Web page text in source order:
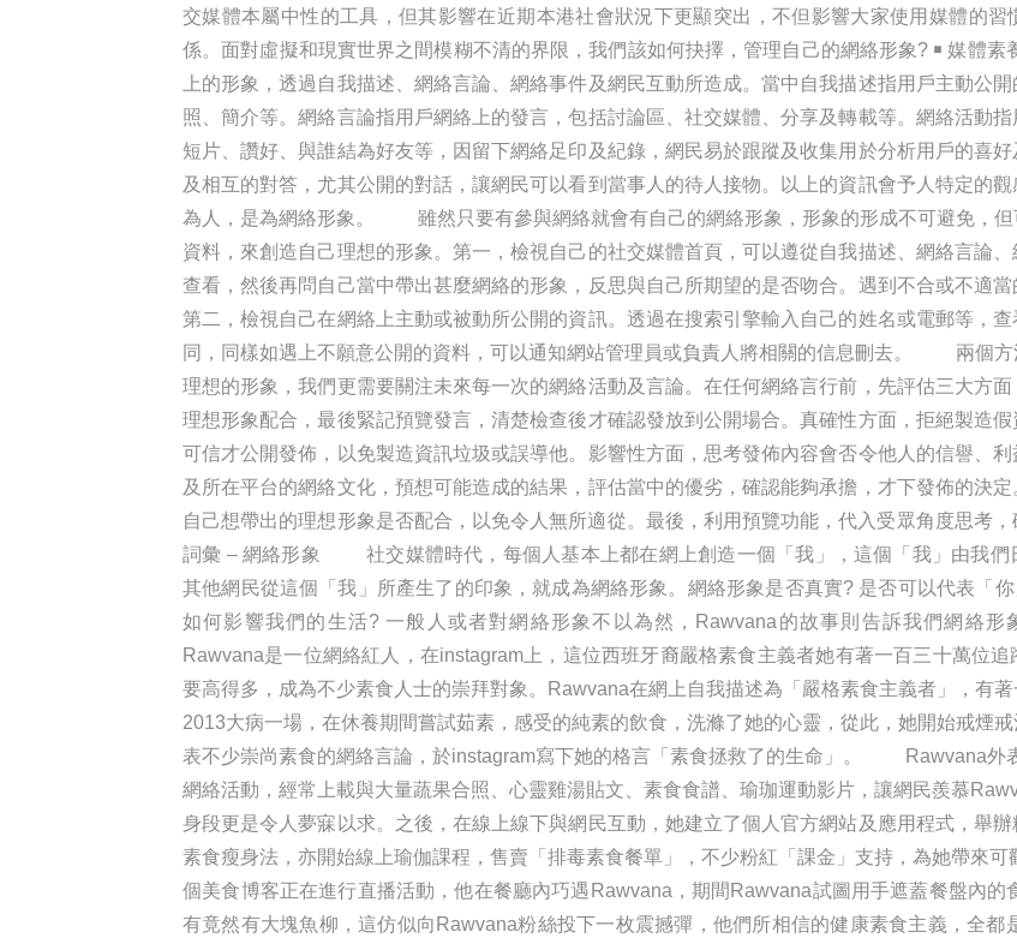
交媒體本屬中性的工具，但其影響在近期本港社會狀況下更顯突出，不但影響大家使用媒體的習
係。面對虛擬和現實世界之間模糊不清的界限，我們該如何抉擇，管理自己的網絡形象? ￭ 媒
上的形象，透過自我描述、網絡言論、網絡事件及網民互動所造成。當中自我描述指用戶主動公
照、簡介等。網絡言論指用戶網絡上的發言，包括討論區、社交媒體、分享及轉載等。網絡活動
短片、讚好、與誰結為好友等，因留下網絡足印及紀錄，網民易於跟蹤及收集用於分析用戶的喜
及相互的對答，尤其公開的對話，讓網民可以看到當事人的待人接物。以上的資訊會予人特定的
為人，是為網絡形象。 雖然只要有參與網絡就會有自己的網絡形象，形象的形成不可避免，但
資料，來創造自己理想的形象。第一，檢視自己的社交媒體首頁，可以遵從自我描述、網絡言論
查看，然後再問自己當中帶出甚麼網絡的形象，反思與自己所期望的是否吻合。遇到不合或不適當
第二，檢視自己在網絡上主動或被動所公開的資訊。透過在搜索引擎輸入自己的姓名或電郵等，
同，同樣如遇上不願意公開的資料，可以通知網站管理員或負責人將相關的信息刪去。 兩個方
理想的形象，我們更需要關注未來每一次的網絡活動及言論。在任何網絡言行前，先評估三大方
理想形象配合，最後緊記預覽發言，清楚檢查後才確認發放到公開場合。真確性方面，拒絕製造
可信才公開發佈，以免製造資訊垃圾或誤導他。影響性方面，思考發佈內容會否令他人的信譽、
及所在平台的網絡文化，預想可能造成的結果，評估當中的優劣，確認能夠承擔，才下發佈的決
自己想帶出的理想形象是否配合，以免令人無所適從。最後，利用預覽功能，代入受眾角度思考
詞彙 – 網絡形象 社交媒體時代，每個人基本上都在網上創造一個「我」，這個「我」由我們
其他網民從這個「我」所產生了的印象，就成為網絡形象。網絡形象是否真實? 是否可以代表「
如何影響我們的生活? 一般人或者對網絡形象不以為然，Rawvana的故事則告訴我們網
Rawvana是一位網絡紅人，在instagram上，這位西班牙裔嚴格素食主義者她有著一百三十萬位
要高得多，成為不少素食人士的崇拜對象。Rawvana在網上自我描述為「嚴格素食主義者」，有
2013大病一場，在休養期間嘗試茹素，感受的純素的飲食，洗滌了她的心靈，從此，她開始戒煙
表不少崇尚素食的網絡言論，於instagram寫下她的格言「素食拯救了的生命」。 Rawvana外
網絡活動，經常上載與大量蔬果合照、心靈雞湯貼文、素食食譜、瑜珈運動影片，讓網民羨慕
身段更是令人夢寐以求。之後，在線上線下與網民互動，她建立了個人官方網站及應用程式，舉
素食瘦身法，亦開始線上瑜伽課程，售賣「排毒素食餐單」，不少粉紅「課金」支持，為她帶
個美食博客正在進行直播活動，他在餐廳內巧遇Rawvana，期間Rawvana試圖用手遮蓋餐盤內的
有竟然有大塊魚柳，這仿似向Rawvana粉絲投下一枚震撼彈，他們所相信的健康素食主義，全都